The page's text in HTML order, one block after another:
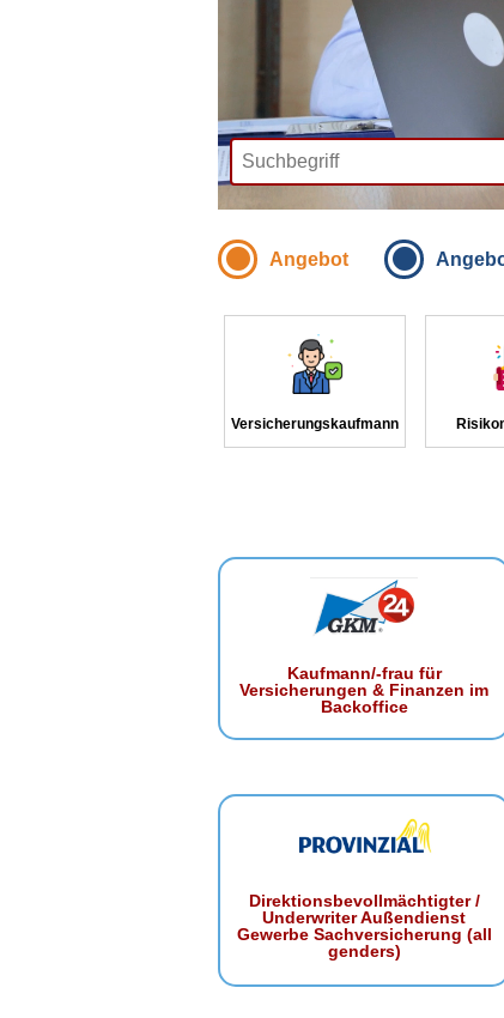
Angebot
Versicherungskaufmann
Kaufmann/-frau für
Versicherungen & Finanzen im
Backoffice
Direktionsbevollmächtigter /
Underwriter Außendienst
Gewerbe Sachversicherung (all
genders)